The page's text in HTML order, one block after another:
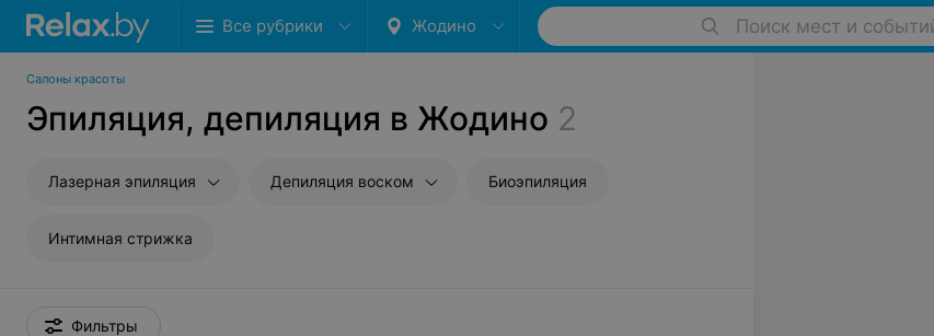
Все рубрики Жодино Поиск мест и
Салоны красоты
Эпиляция, депиляция в Жодино 2
Лазерная эпиляция Депиляция воском Биоэпиляция
Интимная стрижка
Фильтры